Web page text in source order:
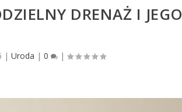
DRENAŻ I JEGO
|Uroda |0 |